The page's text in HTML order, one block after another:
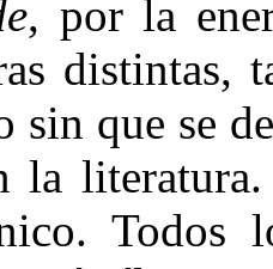
, por la
distintas,
sin que se
la
Todos